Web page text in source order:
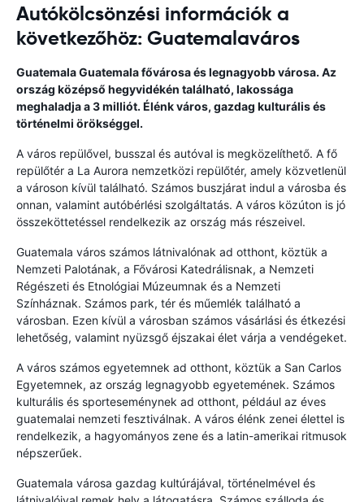
Autókölcsönzési információk a
következőhöz: Guatemalaváros
Guatemala Guatemala fővárosa és legnagyobb városa. Az
ország középső hegyvidékén található, lakossága
meghaladja a 3 milliót. Élénk város, gazdag kulturális és
történelmi örökséggel.
A város repülővel, busszal és autóval is megközelíthető. A fő
repülőtér a La Aurora nemzetközi repülőtér, amely közvetlenül
a városon kívül található. Számos buszjárat indul a városba és
onnan, valamint autóbérlési szolgáltatás. A város közúton is jó
összeköttetéssel rendelkezik az ország más részeivel.
Guatemala város számos látnivalónak ad otthont, köztük a
Nemzeti Palotának, a Fővárosi Katedrálisnak, a Nemzeti
Régészeti és Etnológiai Múzeumnak és a Nemzeti
Színháznak. Számos park, tér és műemlék található a
városban. Ezen kívül a városban számos vásárlási és étkezési
lehetőség, valamint nyüzsgő éjszakai élet várja a vendégeket.
A város számos egyetemnek ad otthont, köztük a San Carlos
Egyetemnek, az ország legnagyobb egyetemének. Számos
kulturális és sporteseménynek ad otthont, például az éves
guatemalai nemzeti fesztiválnak. A város élénk zenei élettel is
rendelkezik, a hagyományos zene és a latin-amerikai ritmusok
népszerűek.
Guatemala városa gazdag kultúrájával, történelmével és